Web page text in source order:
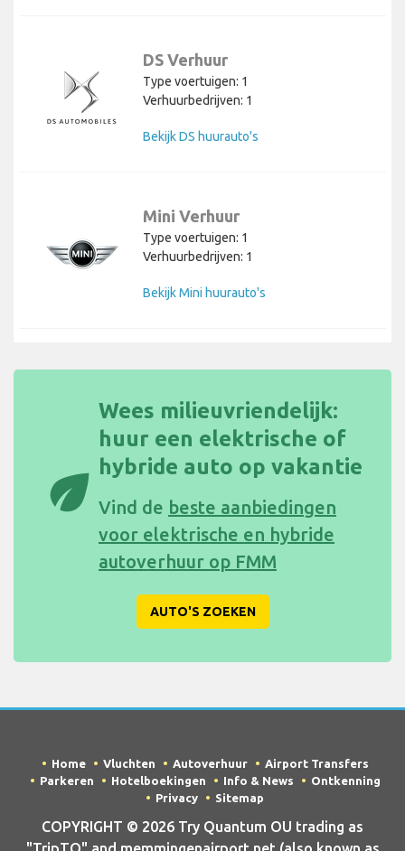
DS Verhuur
Type voertuigen: 1
Verhuurbedrijven: 1
Bekijk DS huurauto's
Mini Verhuur
Type voertuigen: 1
Verhuurbedrijven: 1
Bekijk Mini huurauto's
eco
Wees milieuvriendelijk:
huur een elektrische of
hybride auto op vakantie
Vind de beste aanbiedingen
voor elektrische en hybride
autoverhuur op FMM
AUTO'S ZOEKEN
Home Vluchten Autoverhuur
Airport Transfers
Parkeren
Hotelboekingen Info & News
Ontkenning
Privacy
Sitemap
COPYRIGHT © 2026 Try Quantum OU trading as